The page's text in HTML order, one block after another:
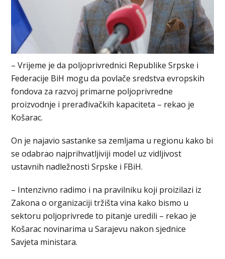
– Vrijeme je da poljoprivrednici Republike Srpske i
Federacije BiH mogu da povlače sredstva evropskih
fondova za razvoj primarne poljoprivredne
proizvodnje i prerađivačkih kapaciteta – rekao je
Košarac.
On je najavio sastanke sa zemljama u regionu kako bi
se odabrao najprihvatljiviji model uz vidljivost
ustavnih nadležnosti Srpske i FBiH.
– Intenzivno radimo i na pravilniku koji proizilazi iz
Zakona o organizaciji tržišta vina kako bismo u
sektoru poljoprivrede to pitanje uredili – rekao je
Košarac novinarima u Sarajevu nakon sjednice
Savjeta ministara.